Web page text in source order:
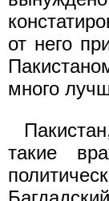
от него
много
такие